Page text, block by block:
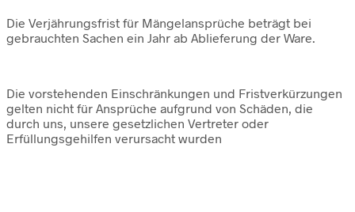
Die Verjährungsfrist für Mängelansprüche beträgt bei
gebrauchten Sachen ein Jahr ab Ablieferung der Ware.
Die vorstehenden Einschränkungen und Fristverkürzungen
gelten nicht für Ansprüche aufgrund von Schäden, die
durch uns, unsere gesetzlichen Vertreter oder
Erfüllungsgehilfen verursacht wurden